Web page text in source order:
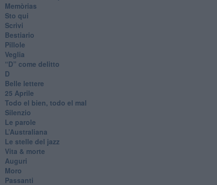
Memòrias
Sto qui
Scrivi
Bestiario
Pillole
Veglia
​“D” come delitto
D
Belle lettere
25 Aprile
Todo el bien, todo el mal
Silenzio
Le parole
​L’Australiana
Le stelle del jazz
Vita & morte
Auguri
Moro
Passanti